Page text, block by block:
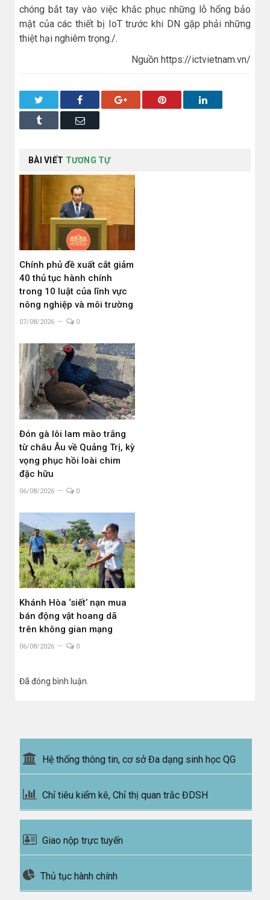
chóng bắt tay vào việc khắc phục những lỗ hổng bảo
mật của các thiết bị IoT trước khi DN gặp phải những
thiệt hại nghiêm trọng./.
Nguồn https://ictvietnam.vn/
Facebook Google+ Pinterest LinkedIn
Tumblr Email
BÀI VIẾT TƯƠNG TỰ
Chính phủ đề xuất cắt giảm
40 thủ tục hành chính
trong 10 luật của lĩnh vực
nông nghiệp và môi trường
07/08/2026 0
Đón gà lôi lam mào trắng
từ châu Âu về Quảng Trị, kỳ
vọng phục hồi loài chim
đặc hữu
06/08/2026 0
Khánh Hòa ‘siết’ nạn mua
bán động vật hoang dã
trên không gian mạng
06/08/2026 0
Đã đóng bình luận.
Hệ thống thông tin, cơ sở Đa dạng sinh học QG
Chỉ tiêu kiểm kê, Chỉ thị quan trắc ĐDSH
Giao nộp trực tuyến
Thủ tục hành chính